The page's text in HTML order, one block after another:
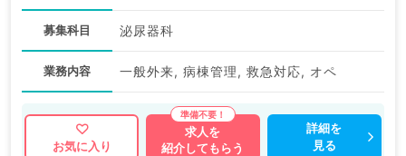
募集科目 泌尿器科
業務内容 一般外来, 病棟管理, 救急対応, オペ
お気に入り
求人を
紹介してもらう
詳細を
見る